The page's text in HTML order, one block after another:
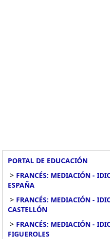
PORTAL DE EDUCACIÓN
> FRANCÉS: MEDIACIÓN -
ESPAÑA
> FRANCÉS: MEDIACIÓN -
CASTELLÓN
> FRANCÉS: MEDIACIÓN -
FIGUEROLES